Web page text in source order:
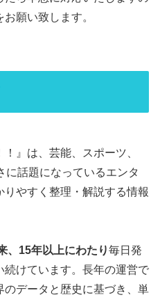
願い致します。
』は、芸能、スポーツ、
に話題になっているエンタ
やすく整理・解説する情報
、15年以上にわたり毎日発
けています。長年の運営で
データと歴史に基づき、単